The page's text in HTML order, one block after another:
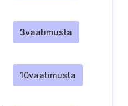
3vaatimusta
10vaatimusta